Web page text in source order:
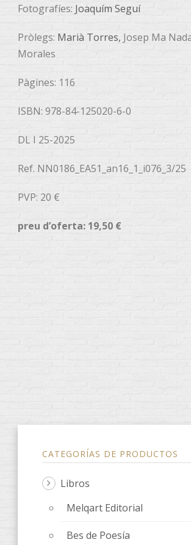
Fotografíes: Joaquím Seguí
Pròlegs: Marià Torres, Josep Ma
Morales
Pàgines: 116
ISBN: 978-84-125020-6-0
DL I 25-2025
Ref. NN0186_EA51_an16_1_i076_3/25
PVP: 20 €
preu d’oferta: 19,50 €
CATEGORÍAS DE PRODUCTOS
Libros
Melqart Editorial
Bes de Poesía